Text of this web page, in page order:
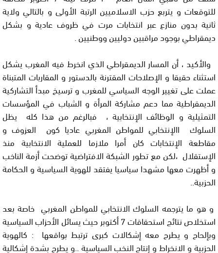
للتوقعات و يتربع حزب الاسلاميين الرتبة الأولى و بالتالي ولاية
ثانية بدون منازع عبر انتخابات مرت في ظروف عادية و بشكل
ديمقراطي بوجود مراقبين دوليين ووطنيين .
والأكيد ، أن المسار الديمقراطي الذي انخرط فيه المغرب يشكل
استثناء حقيقا و الإصلاحات المقترنة بالدستور و المقاربات المتبناة
عملت على تغيير الوجه السياسي للمغرب و ترسيخ مبدأ التشاركية
الديمقراطية مما دعم مشاركة المرأة و الشباب في المؤسسات
التمثيلية و الوظائف الإنتخابية ، فبالرغم من هذا كله يظل
السلوك االإنتخابي للمواطن المغربي عاديا كون العزوف و
مقاطعة الإنتخابات كان أمرا ملازما للعملية الانتخابية منذ
الإستقلال ،لكن مع تطور الشبكة الافتراضية توضحت أزمة الناخب
و أظهرت معها مشهدا سياسيا يفتقد للهوية السياسية و الحكامة
الحزبية..
و هو ما يترجمه السلوك الانتخابي للمواطن المغربي خاصة بعد
استخلاص نتائج استحقاقات 7 أكتوبر حيث يسائل الأحزاب السياسية
وبإلحاح و يطرح معه إشكالات كبرى ترتبط بواقعها : كالهوية
الحزبية و الانخراط و إنتاج النخب السياسية ..و يطرح بشدة إشكالية